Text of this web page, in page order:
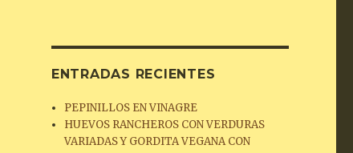
ENTRADAS RECIENTES
PEPINILLOS EN VINAGRE
HUEVOS RANCHEROS CON VERDURAS
VARIADAS Y GORDITA VEGANA CON